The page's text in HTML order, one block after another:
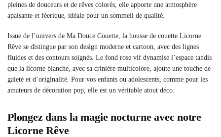
pleines de douceurs et de rêves colorés, elle apporte une atmosphère
apaisante et féerique, idéale pour un sommeil de qualité.
Issue de l’univers de Ma Douce Couette, la housse de couette Licorne
Rêve se distingue par son design moderne et cartoon, avec des lignes
fluides et des contours soignés. Le fond rose vif dynamise l’espace tandis
que la licorne blanche, avec sa crinière multicolore, ajoute une touche de
gaieté et d’originalité. Pour vos enfants ou adolescents, comme pour les
amateurs de décoration pop, elle est un véritable atout déco.
Plongez dans la magie nocturne avec notre
Licorne Rêve